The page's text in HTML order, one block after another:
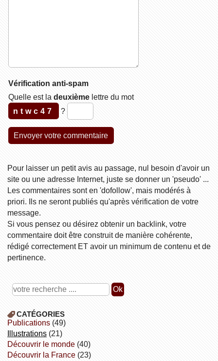
Vérification anti-spam
Quelle est la deuxièmelettre du mot
ntwc47
?
Pour laisser un petit avis au passage, nul besoin d'avoir un
site ou une adresse Internet, juste se donner un 'pseudo' ...
Les commentaires sont en 'dofollow', mais modérés à
priori. Ils ne seront publiés qu'après vérification de votre
message.
Si vous pensez ou désirez obtenir un backlink, votre
commentaire doit être construit de manière cohérente,
rédigé correctement ET avoir un minimum de contenu et de
pertinence.
CATÉGORIES
publications(49)
illustrations(21)
découvrir le monde(40)
découvrir la France(23)